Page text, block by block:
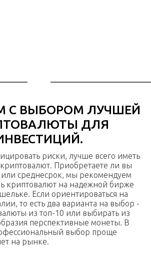
С ВЫБОРОМ ЛУЧШЕЙ
ДЛЯ
риски, лучше всего иметь
Приобретаете ли вы
или среднесрок, мы рекомендуем
криптовалют на надежной бирже
Если ориентироваться на
то есть два варианта на выбор -
из топ-10 или выбирать из
перспективные монеты. В
выбор проще
на рынке.